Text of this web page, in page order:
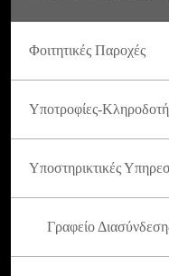
Φοιτητικές Παροχές
Υποτροφίες-
Υποστηρικτικές
Γραφείο